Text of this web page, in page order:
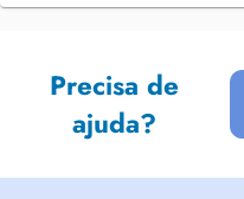
Precisa de
ajuda?